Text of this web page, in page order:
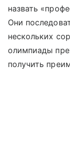
назвать
Они
нескольких
олимпиады
получить